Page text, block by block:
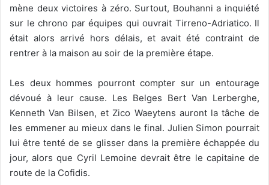
mène deux victoires à zéro. Surtout, Bouhanni a inquiété
sur le chrono par équipes qui ouvrait Tirreno-Adriatico. Il
était alors arrivé hors délais, et avait été contraint de
rentrer à la maison au soir de la première étape.
Les deux hommes pourront compter sur un entourage
dévoué à leur cause. Les Belges Bert Van Lerberghe,
Kenneth Van Bilsen, et Zico Waeytens auront la tâche de
les emmener au mieux dans le final. Julien Simon pourrait
lui être tenté de se glisser dans la première échappée du
jour, alors que Cyril Lemoine devrait être le capitaine de
route de la Cofidis.